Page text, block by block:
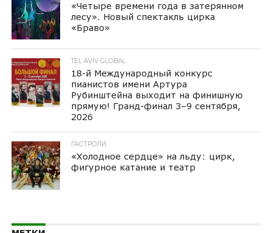
«Четыре времени года в затерянном
лесу». Новый спектакль цирка
«Браво»
TEL AVIV GLOBAL
18-й Международный конкурс
пианистов имени Артура
Рубинштейна выходит на финишную
прямую! Гранд-финал 3–9 сентября,
2026
ГАСТРОЛИ
«Холодное сердце» на льду: цирк,
фигурное катание и театр